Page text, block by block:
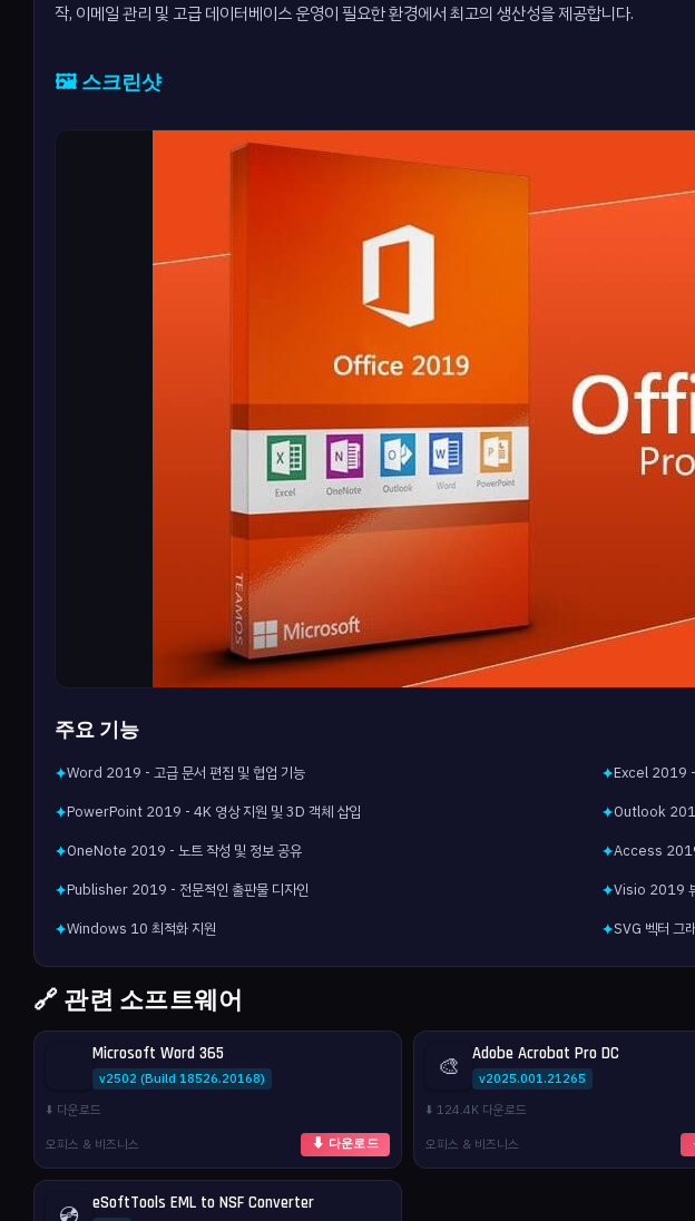
작, 이메일 관리 및 고급 데이터베이스 운영이 필요한 환경에서 최고의 생산성을 제공합니다.
🖼️ 스크린샷
주요 기능
✦Word 2019 - 고급 문서 편집 및 협업 기능 ✦Excel 2019 -
✦PowerPoint 2019 - 4K 영상 지원 및 3D 객체 삽입 ✦Outlook
✦OneNote 2019 - 노트 작성 및 정보 공유 ✦Access 2019
✦Publisher 2019 - 전문적인 출판물 디자인 ✦Visio 2019
✦Windows 10 최적화 지원 ✦SVG 벡터 그
🔗 관련 소프트웨어
Microsoft Word 365
v2502 (Build 18526.20168)
⬇️ 다운로드
오피스 & 비즈니스
⬇ 다운로드
🎨 Adobe Acrobat Pro DC
v2025.001.21265
⬇️ 124.4K 다운로드
오피스 & 비즈니스
eSoftTools EML to NSF Converter